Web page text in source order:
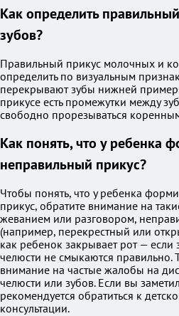
Как определить
зубов?
Правильный прикус молочных и
определить по визуальным
перекрывают зубы нижней
прикусе есть промежутки между
свободно прорезываться
Как понять, что у ребенка
неправильный прикус?
Чтобы понять, что у ребенка
прикус, обратите внимание на
жеванием или разговором,
(например, перекрестный или
как ребенок закрывает рот —
челюсти не смыкаются правильно.
внимание на частые жалобы на
челюсти или зубов. Если вы
рекомендуется обратиться к
консультации.